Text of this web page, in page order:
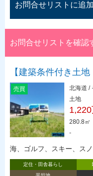
お問合せリストに追
お問合せリストを確認
【建築条件付き土
売買
北海道 /
土地
1,220
280.8㎡
-
海、ゴルフ、スキー、ス
定住・田舎暮らし